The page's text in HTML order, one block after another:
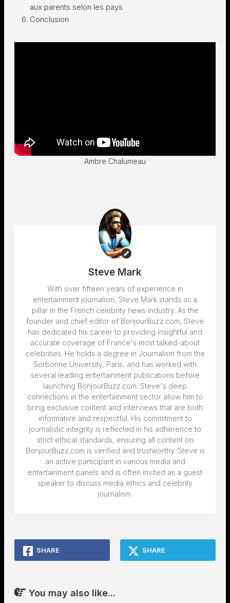
aux parents selon les pays
Conclusion
Ambre Chalumeau
Steve Mark
With over fifteen years of experience in
entertainment journalism, Steve Mark stands as a
pillar in the French celebrity news industry. As the
founder and chief editor of BonjourBuzz.com, Steve
has dedicated his career to providing insightful and
accurate coverage of France's most talked-about
celebrities. He holds a degree in Journalism from the
Sorbonne University, Paris, and has worked with
several leading entertainment publications before
launching BonjourBuzz.com. Steve's deep
connections in the entertainment sector allow him to
bring exclusive content and interviews that are both
informative and respectful. His commitment to
journalistic integrity is reflected in his adherence to
strict ethical standards, ensuring all content on
BonjourBuzz.com is verified and trustworthy. Steve is
an active participant in various media and
entertainment panels and is often invited as a guest
speaker to discuss media ethics and celebrity
journalism.
SHARE SHARE
You may also like...